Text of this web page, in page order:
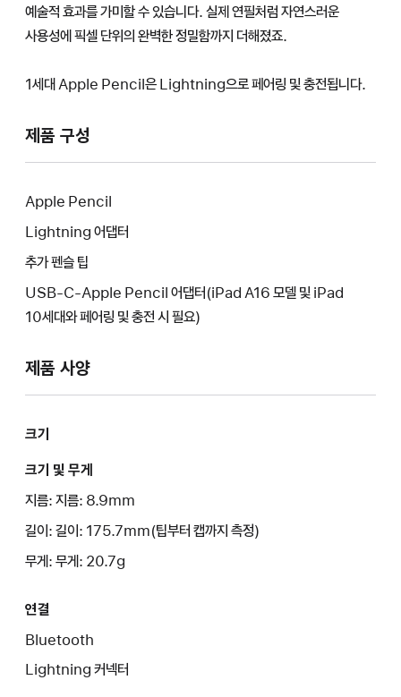
예술적 효과를 가미할 수 있습니다. 실제 연필처럼 자연스러운
사용성에 픽셀 단위의 완벽한 정밀함까지 더해졌죠.
1세대 Apple Pencil은 Lightning으로 페어링 및 충전됩니다.
제품 구성
Apple Pencil
Lightning 어댑터
추가 펜슬 팁
USB-C-Apple Pencil 어댑터(iPad A16 모델 및 iPad
10세대와 페어링 및 충전 시 필요)
제품 사양
크기
크기 및 무게
지름: 지름: 8.9mm
길이: 길이: 175.7mm(팁부터 캡까지 측정)
무게: 무게: 20.7g
연결
Bluetooth
Lightning 커넥터